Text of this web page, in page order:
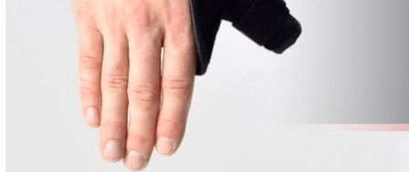
ул. Отец Паисий 5
Добрич 0876 514422
Осигуряване На Достъпна Среда
Ортези
Медицинско Оборудване ПОД НАЕМ